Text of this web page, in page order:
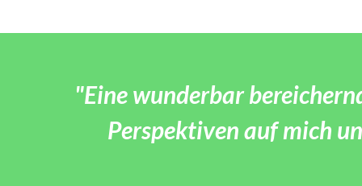
"Eine wunderbar
Perspektiven auf mich